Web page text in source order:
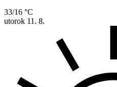
33/16 °C
utorok 11. 8.